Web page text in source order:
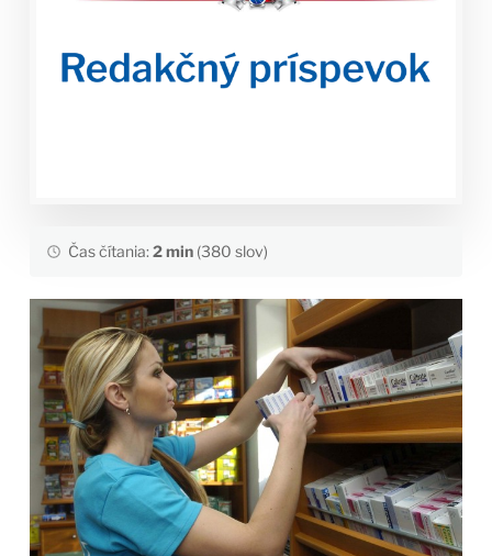
Čas čítania:2 min(380 slov)